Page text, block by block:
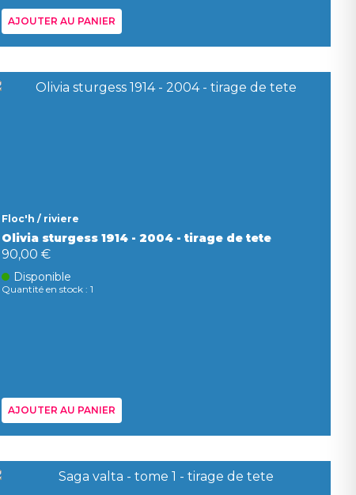
AJOUTER AU PANIER
Floc'h / riviere
Olivia sturgess 1914 - 2004 - tirage de tete
90,00 €
Disponible
Quantité en stock : 1
AJOUTER AU PANIER